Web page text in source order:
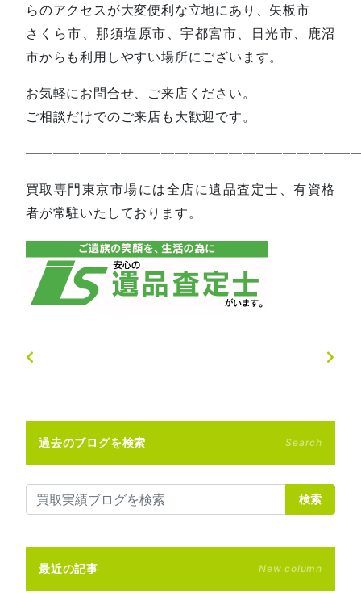
らのアクセスが大変便利な立地にあり、矢板市
さくら市、那須塩原市、宇都宮市、日光市、鹿沼
市からも利用しやすい場所にございます。
お気軽にお問合せ、ご来店ください。
ご相談だけでのご来店も大歓迎です。
買取専門東京市場には全店に遺品査定士、有資格
者が常駐いたしております。
過去のブログを検索 Search
検索
最近の記事 New column